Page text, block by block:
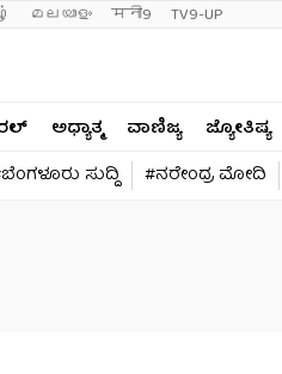
മലയാളം मनी9 TV9-UP
ಅಧ್ಯಾತ್ಮ ವಾಣಿಜ್ಯ ಜ್ಯೋತಿಷ್ಯ
ಸುದ್ದಿ #ನರೇಂದ್ರ ಮೋದಿ